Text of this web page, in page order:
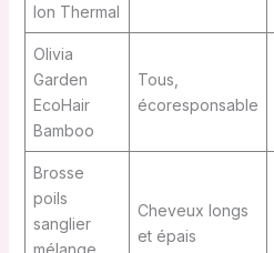
Ion Thermal
Olivia
Garden
EcoHair
Bamboo
Tous,
écoresponsable
Brosse
poils
sanglier
mélange
Cheveux longs
et épais